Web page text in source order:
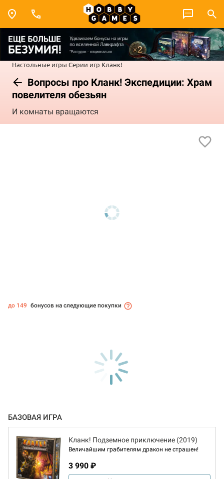
Настольные игры Серии игр Кланк!
Вопросы про Кланк! Экспедиции: Храм
повелителя обезьян
И комнаты вращаются
до 149 бонусов на следующие покупки
БАЗОВАЯ ИГРА
Кланк! Подземное приключение (2019)
Величайшим грабителям дракон не страшен!
3 990 ₽